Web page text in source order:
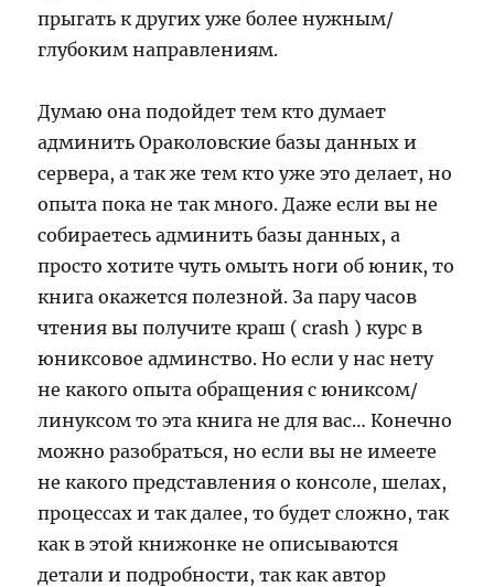
прыгать к других уже более нужным/
глубоким направлениям.
Думаю она подойдет тем кто думает
админить Ораколовские базы данных и
сервера, а так же тем кто уже это делает, но
опыта пока не так много. Даже если вы не
собираетесь админить базы данных, а
просто хотите чуть омыть ноги об юник, то
книга окажется полезной. За пару часов
чтения вы получите краш ( crash ) курс в
юниксовое админство. Но если у нас нету
не какого опыта обращения с юниксом/
линуксом то эта книга не для вас… Конечно
можно разобраться, но если вы не имеете
не какого представления о консоле, шелах,
процессах и так далее, то будет сложно, так
как в этой книжонке не описываются
детали и подробности, так как автор